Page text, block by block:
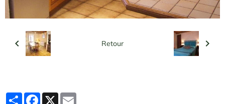
Retour
PartagerFacebook
X